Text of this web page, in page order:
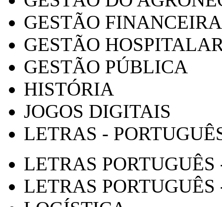
GESTÃO FINANCEIRA
GESTÃO
GESTÃO PÚBLICA
HISTÓRIA
JOGOS DIGITAIS
LETRAS -
LETRAS
LETRAS PORTUGUÊS